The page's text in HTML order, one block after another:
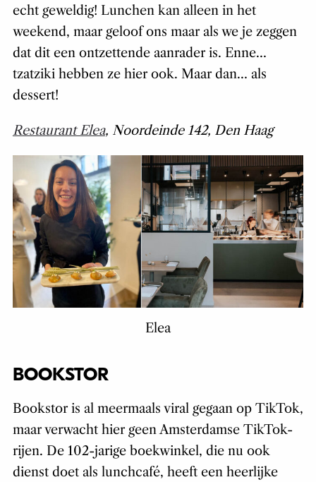
echt geweldig! Lunchen kan alleen in het
weekend, maar geloof ons maar als we je zeggen
dat dit een ontzettende aanrader is. Enne…
tzatziki hebben ze hier ook. Maar dan… als
dessert!
Restaurant Elea, Noordeinde 142, Den Haag
Elea
BOOKSTOR
Bookstor is al meermaals viral gegaan op TikTok,
maar verwacht hier geen Amsterdamse TikTok-
rijen. De 102-jarige boekwinkel, die nu ook
dienst doet als lunchcafé, heeft een heerlijke